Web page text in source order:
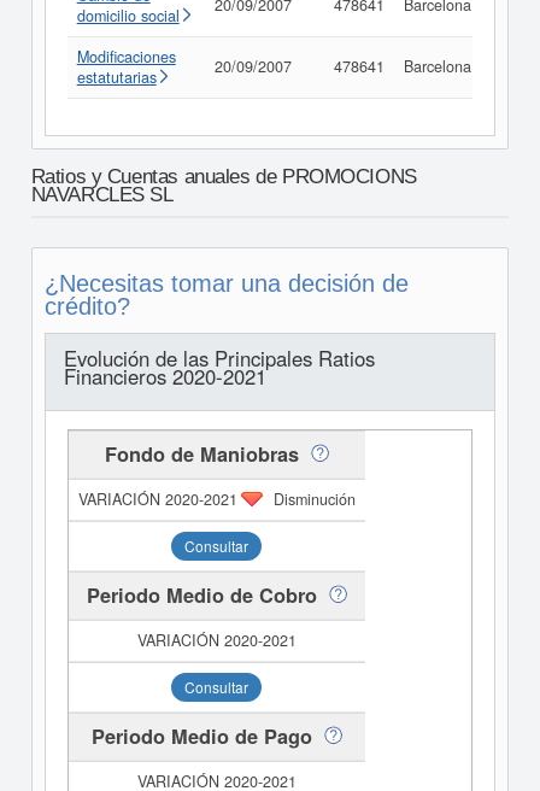
domicilio social
20/09/2007 478641 Barcelona
Modificaciones
estatutarias
20/09/2007 478641 Barcelona
Ratios y Cuentas anuales de PROMOCIONS
NAVARCLES SL
¿Necesitas tomar una decisión de
crédito?
Evolución de las Principales Ratios
Financieros 2020-2021
Fondo de Maniobras
Disminución
Consultar
Periodo Medio de Cobro
Consultar
Periodo Medio de Pago